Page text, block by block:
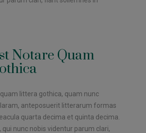
Notare Quam
littera gothica, quam nunc
anteposuerit litterarum formas
quarta decima et quinta decima.
qui nunc nobis videntur parum clari,